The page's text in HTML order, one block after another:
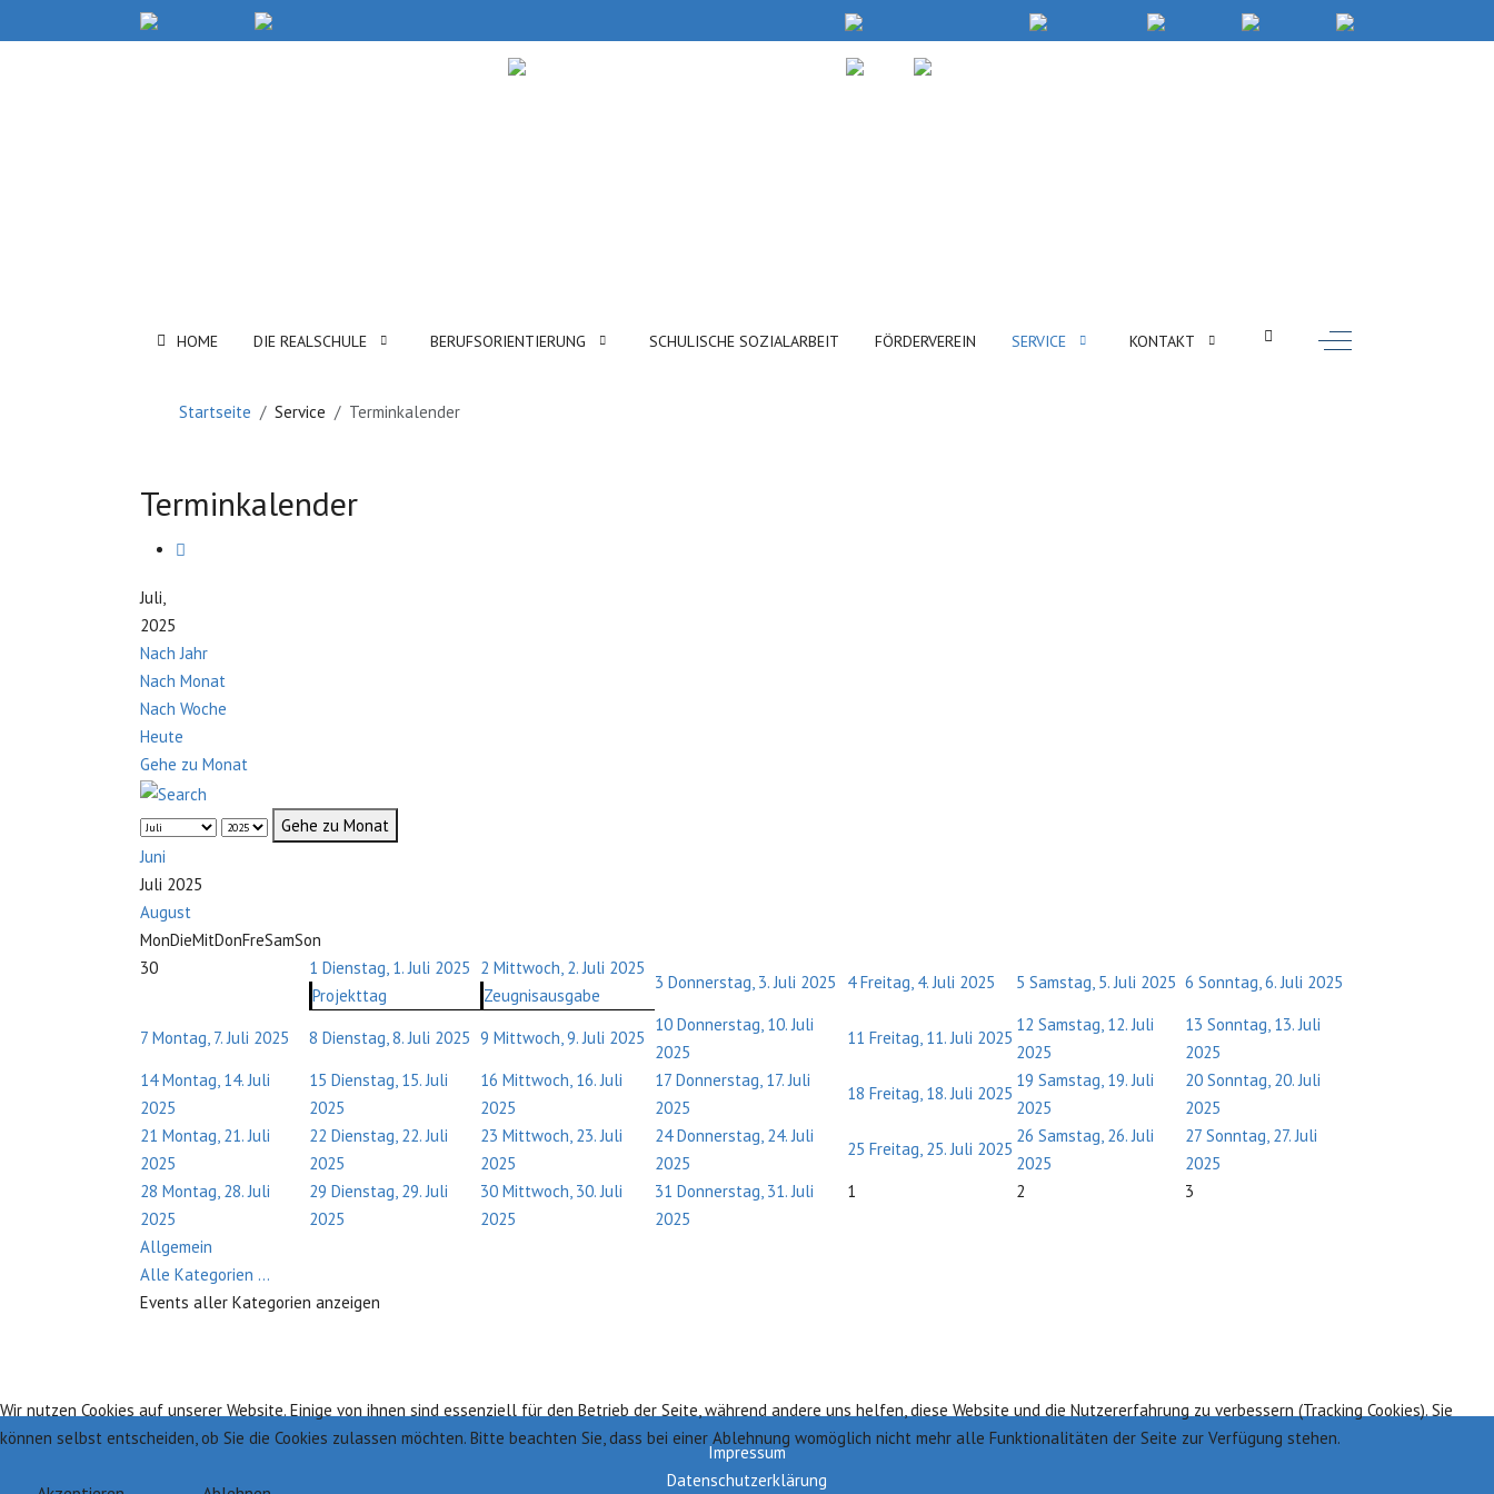
HOME DIE REALSCHULE BERUFSORIENTIERUNG SCHULISCHE SOZIALARBEIT FÖRDERVEREIN SERVICE KONTAKT Off-Canvas Toggle
Startseite Service Terminkalender
Terminkalender
Juli,
2025
Nach Jahr
Nach Monat
Nach Woche
Heute
Gehe zu Monat
Gehe zu Monat
Juni
Juli 2025
August
MonDieMitDonFreSamSon
30
1 Dienstag, 1. Juli 2025
Projekttag
2 Mittwoch, 2. Juli 2025
Zeugnisausgabe
3 Donnerstag, 3. Juli 2025 4 Freitag, 4. Juli 2025 5 Samstag, 5. Juli 2025 6 Sonntag, 6. Juli 2025
7 Montag, 7. Juli 2025 8 Dienstag, 8. Juli 2025 9 Mittwoch, 9. Juli 2025
10 Donnerstag, 10. Juli
2025
11 Freitag, 11. Juli 2025
12 Samstag, 12. Juli
2025
13 Sonntag, 13. Juli
2025
14 Montag, 14. Juli
2025
15 Dienstag, 15. Juli
2025
16 Mittwoch, 16. Juli
2025
17 Donnerstag, 17. Juli
2025
18 Freitag, 18. Juli 2025
19 Samstag, 19. Juli
2025
20 Sonntag, 20. Juli
2025
21 Montag, 21. Juli
2025
22 Dienstag, 22. Juli
2025
23 Mittwoch, 23. Juli
2025
24 Donnerstag, 24. Juli
2025
25 Freitag, 25. Juli 2025
26 Samstag, 26. Juli
2025
27 Sonntag, 27. Juli
2025
28 Montag, 28. Juli
2025
29 Dienstag, 29. Juli
2025
30 Mittwoch, 30. Juli
2025
31 Donnerstag, 31. Juli
2025
1 2 3
Allgemein
Alle Kategorien ...
Events aller Kategorien anzeigen
Impressum
Datenschutzerklärung
Wir nutzen Cookies auf unserer Website. Einige von ihnen sind essenziell für den Betrieb der Seite, während andere uns helfen, diese Website und die Nutzererfahrung zu verbessern (Tracking Cookies). Sie
können selbst entscheiden, ob Sie die Cookies zulassen möchten. Bitte beachten Sie, dass bei einer Ablehnung womöglich nicht mehr alle Funktionalitäten der Seite zur Verfügung stehen.